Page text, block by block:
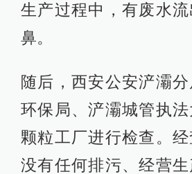
生产过程中，有废水
鼻。
随后，西安公安浐灞
环保局、浐灞城管执
颗粒工厂进行检查。
没有任何排污、经营